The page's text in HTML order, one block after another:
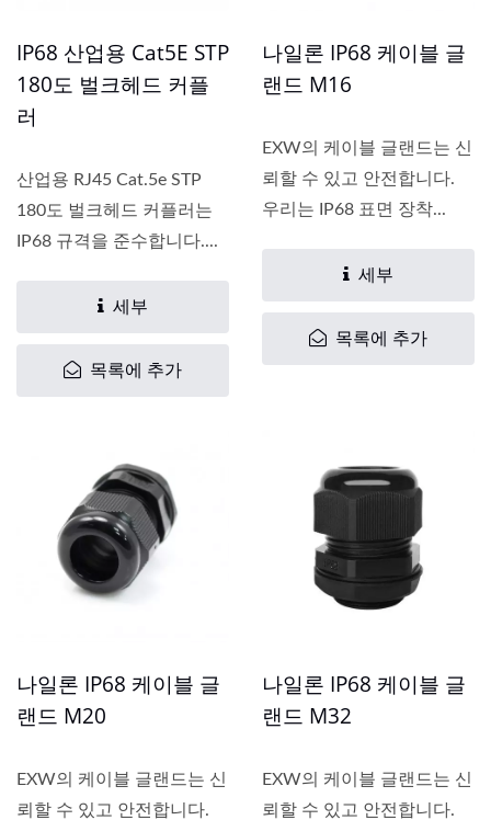
IP68 산업용 Cat5E STP
180도 벌크헤드 커플
러
산업용 RJ45 Cat.5e STP
180도 벌크헤드 커플러는
IP68 규격을 준수합니다....
세부
목록에 추가
나일론 IP68 케이블 글
랜드 M16
EXW의 케이블 글랜드는 신
뢰할 수 있고 안전합니다.
우리는 IP68 표면 장착...
세부
목록에 추가
나일론 IP68 케이블 글
랜드 M20
EXW의 케이블 글랜드는 신
뢰할 수 있고 안전합니다.
나일론 IP68 케이블 글
랜드 M32
EXW의 케이블 글랜드는 신
뢰할 수 있고 안전합니다.